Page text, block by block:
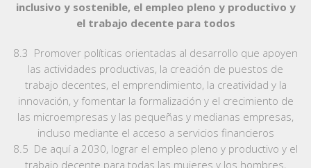
inclusivo y sostenible, el empleo pleno y productivo y
el trabajo decente para todos
8.3 Promover políticas orientadas al desarrollo que apoyen
las actividades productivas, la creación de puestos de
trabajo decentes, el emprendimiento, la creatividad y la
innovación, y fomentar la formalización y el crecimiento de
las microempresas y las pequeñas y medianas empresas,
incluso mediante el acceso a servicios financieros
8.5 De aquí a 2030, lograr el empleo pleno y productivo y el
trabajo decente para todas las mujeres y los hombres,